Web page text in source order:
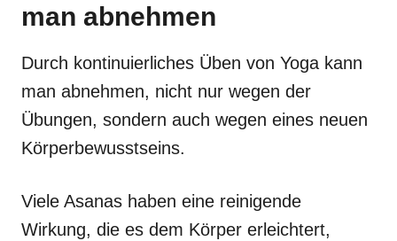
man abnehmen
Durch kontinuierliches Üben von Yoga kann
man abnehmen, nicht nur wegen der
Übungen, sondern auch wegen eines neuen
Körperbewusstseins.
Viele Asanas haben eine reinigende
Wirkung, die es dem Körper erleichtert,